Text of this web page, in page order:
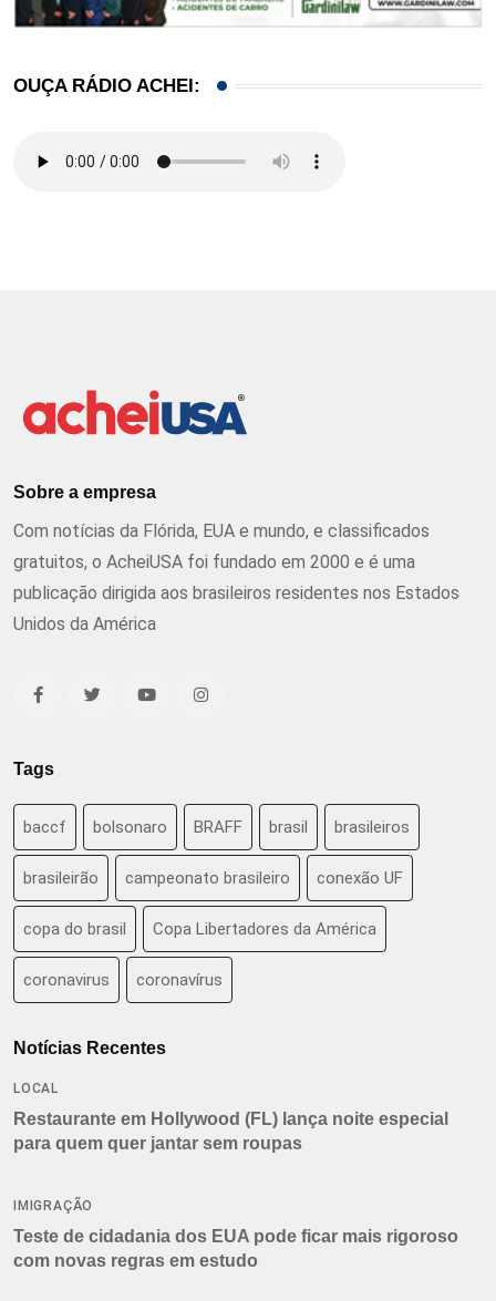
OUÇA RÁDIO ACHEI:
Sobre a empresa
Com notícias da Flórida, EUA e mundo, e classificados
gratuitos, o AcheiUSA foi fundado em 2000 e é uma
publicação dirigida aos brasileiros residentes nos Estados
Unidos da América
Tags
baccf bolsonaro BRAFF brasil brasileiros
brasileirão campeonato brasileiro conexão UF
copa do brasil Copa Libertadores da América
coronavirus coronavírus
Notícias Recentes
LOCAL
Restaurante em Hollywood (FL) lança noite especial
para quem quer jantar sem roupas
IMIGRAÇÃO
Teste de cidadania dos EUA pode ficar mais rigoroso
com novas regras em estudo